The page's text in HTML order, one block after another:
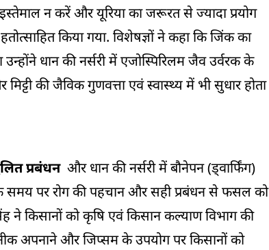
न करें और यूरिया का जरूरत से ज्यादा प्रयोग
किया गया. विशेषज्ञों ने कहा कि जिंक का
धान की नर्सरी में एजोस्पिरिलम जैव उर्वरक के
की जैविक गुणवत्ता एवं स्वास्थ्य में भी सुधार होता
प्रबंधनऔर धान की नर्सरी में बौनेपन (ड्वार्फिंग)
कि समय पर रोग की पहचान और सही प्रबंधन से फसल को
किसानों को कृषि एवं किसान कल्याण विभाग की
अपनाने और जिप्सम के उपयोग पर किसानों को